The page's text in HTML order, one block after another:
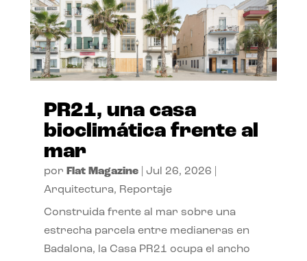
PR21, una casa
bioclimática frente al
mar
por Flat Magazine| Jul 26, 2026
Arquitectura, Reportaje
Construida frente al mar sobre una
estrecha parcela entre medianeras en
Badalona, la Casa PR21 ocupa el ancho